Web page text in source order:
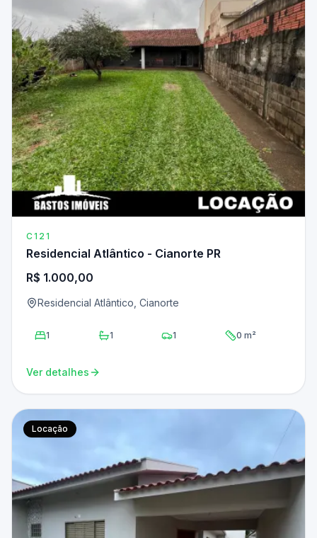
C121
Residencial Atlântico - Cianorte PR
R$ 1.000,00
Residencial Atlântico, Cianorte
1 1 1 0 m²
Ver detalhes
Locação